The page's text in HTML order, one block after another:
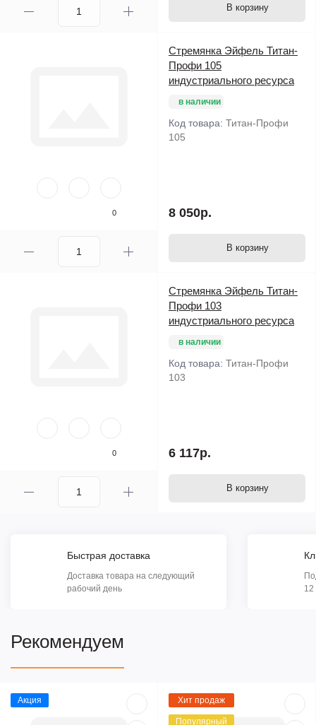
В корзину
0
Стремянка Эйфель Титан-
Профи 105
индустриального ресурса
в наличии
Код товара: Титан-Профи
105
8 050р.
В корзину
0
Стремянка Эйфель Титан-
Профи 103
индустриального ресурса
в наличии
Код товара: Титан-Профи
103
6 117р.
В корзину
Быстрая доставка
Доставка товара на следующий
рабочий день
12
Рекомендуем
Акция Хит продаж
Популярный